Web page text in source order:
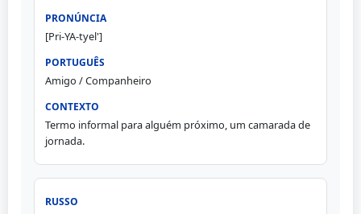
[Pri-YA-tyel']
Amigo / Companheiro
Termo informal para alguém próximo, um camarada de
jornada.